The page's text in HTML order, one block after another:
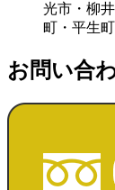
光市・柳
町・平生
お問い合